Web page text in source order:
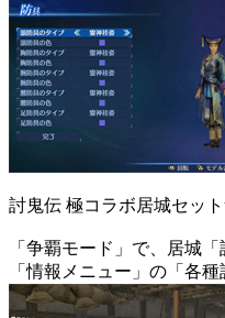
討鬼伝 極コラボ居城セット
「争覇モード」で、居城
「情報メニュー」の「各